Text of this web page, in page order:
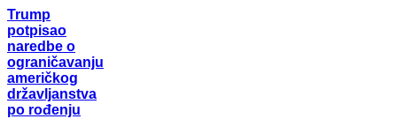
Trump
potpisao
naredbe o
ograničavanju
američkog
državljanstva
po rođenju